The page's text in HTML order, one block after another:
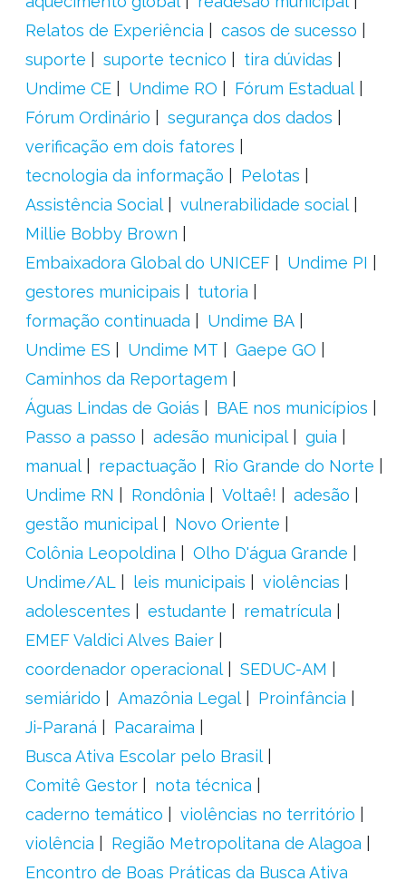
Relatos de Experiência
casos de sucesso
suporte
suporte tecnico
tira dúvidas
Undime CE
Undime RO
Fórum Estadual
Fórum Ordinário
segurança dos dados
verificação em dois fatores
tecnologia da informação
Pelotas
Assistência Social
vulnerabilidade social
Millie Bobby Brown
Embaixadora Global do UNICEF
Undime PI
gestores municipais
tutoria
formação continuada
Undime BA
Undime ES
Undime MT
Gaepe GO
Caminhos da Reportagem
Águas Lindas de Goiás
BAE nos municípios
Passo a passo
adesão municipal
guia
manual
repactuação
Rio Grande do Norte
Undime RN
Rondônia Voltaê!
adesão
gestão municipal
Novo Oriente
Colônia Leopoldina
Olho D'água Grande
Undime/AL
leis municipais
violências
adolescentes
estudante
rematrícula
EMEF Valdici Alves Baier
coordenador operacional
SEDUC-AM
semiárido
Amazônia Legal
Proinfância
Ji-Paraná
Pacaraima
Busca Ativa Escolar pelo Brasil
Comitê Gestor
nota técnica
caderno temático
violências no território
violência
Região Metropolitana de Alagoa
Encontro de Boas Práticas da Busca Ativa